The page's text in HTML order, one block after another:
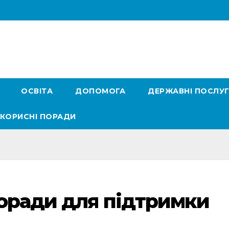
ОСВІТА ДОПОМОГА ДЕРЖАВНІ
КОРИСНІ ПОРАДИ
для підтримки